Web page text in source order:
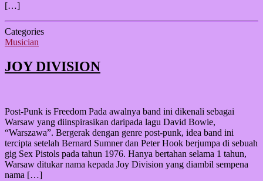
[…]
Categories
Musician
JOY DIVISION
Post-Punk is Freedom Pada awalnya band ini dikenali sebagai
Warsaw yang diinspirasikan daripada lagu David Bowie,
“Warszawa”. Bergerak dengan genre post-punk, idea band ini
tercipta setelah Bernard Sumner dan Peter Hook berjumpa di sebuah
gig Sex Pistols pada tahun 1976. Hanya bertahan selama 1 tahun,
Warsaw ditukar nama kepada Joy Division yang diambil sempena
nama […]